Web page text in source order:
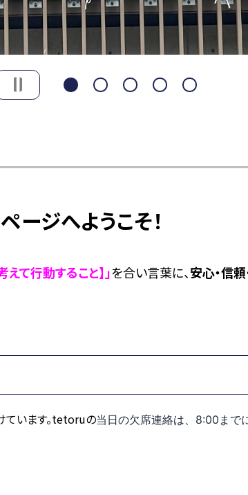
ジへようこそ！
て行動すること】 」を合い言葉に、安心・信
います。tetoruの当日の欠席連絡は、8:00まで